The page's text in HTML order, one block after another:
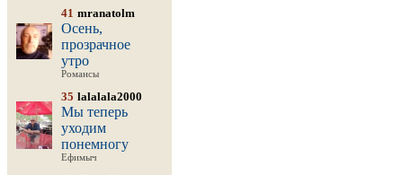
41 mranatolm
Осень,
прозрачное
утро
Романсы
35 lalalala2000
Мы теперь
уходим
понемногу
Ефимыч